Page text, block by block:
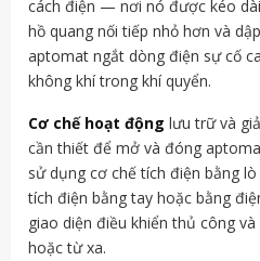
cách điện — nơi nó được kéo
hồ quang nối tiếp nhỏ hơn và
aptomat ngắt dòng điện sự cố
không khí trong khí quyển.
Cơ chế hoạt động lưu trữ và
cần thiết để mở và đóng
sử dụng cơ chế tích điện bằng
tích điện bằng tay hoặc bằng
giao diện điều khiển thủ công
hoặc từ xa.